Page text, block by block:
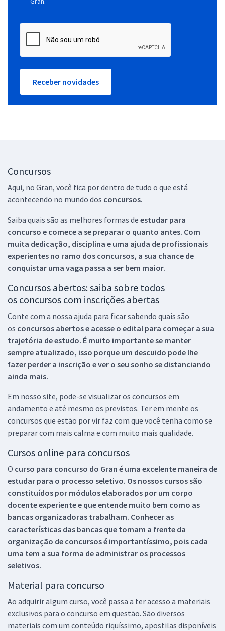
Receber novidades
Concursos
Aqui, no Gran, você fica por dentro de tudo o que está
acontecendo no mundo dos concursos.
Saiba quais são as melhores formas de estudar para
concurso e comece a se preparar o quanto antes. Com
muita dedicação, disciplina e uma ajuda de profissionais
experientes no ramo dos concursos, a sua chance de
conquistar uma vaga passa a ser bem maior.
Concursos abertos: saiba sobre todos
os concursos com inscrições abertas
Conte com a nossa ajuda para ficar sabendo quais são
os concursos abertos e acesse o edital para começar a sua
trajetória de estudo. É muito importante se manter
sempre atualizado, isso porque um descuido pode lhe
fazer perder a inscrição e ver o seu sonho se distanciando
ainda mais.
Em nosso site, pode-se visualizar os concursos em
andamento e até mesmo os previstos. Ter em mente os
concursos que estão por vir faz com que você tenha como se
preparar com mais calma e com muito mais qualidade.
Cursos online para concursos
O curso para concurso do Gran é uma excelente maneira de
estudar para o processo seletivo. Os nossos cursos são
constituídos por módulos elaborados por um corpo
docente experiente e que entende muito bem como as
bancas organizadoras trabalham. Conhecer as
características das bancas que tomam a frente da
organização de concursos é importantíssimo, pois cada
uma tem a sua forma de administrar os processos
seletivos.
Material para concurso
Ao adquirir algum curso, você passa a ter acesso a materiais
exclusivos para o concurso em questão. São diversos
materiais com um conteúdo riquíssimo, apostilas disponíveis